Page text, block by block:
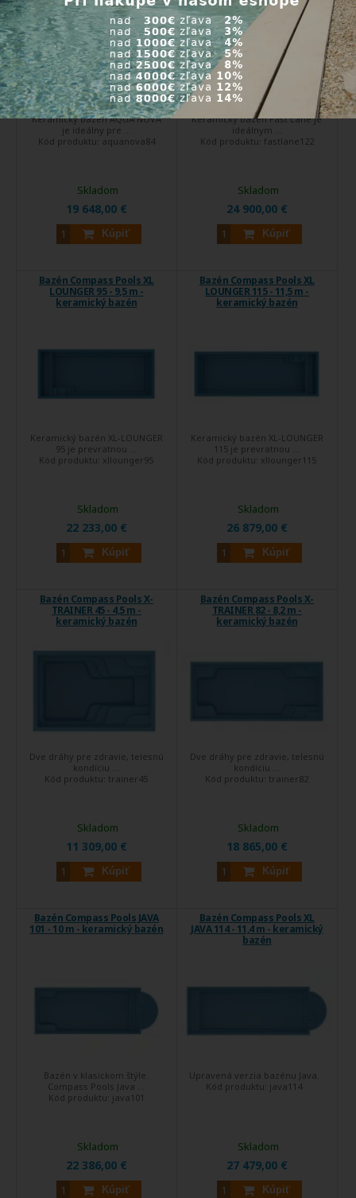
Keramický bazén AQUA NOVA
je ideálny pre ...
Kód produktu: aquanova84
19 648,00 €
Kúpiť
Skladom
Keramický bazén Fast Lane je
ideálnym ...
Kód produktu: fastlane122
24 900,00 €
Kúpiť
Skladom
Bazén Compass Pools XL
LOUNGER 95 - 9,5 m -
keramický bazén
Keramický bazén XL-LOUNGER
95 je prevratnou ...
Kód produktu: xllounger95
22 233,00 €
Kúpiť
Skladom
Bazén Compass Pools XL
LOUNGER 115 - 11,5 m -
keramický bazén
Keramický bazén XL-LOUNGER
115 je prevratnou ...
Kód produktu: xllounger115
26 879,00 €
Kúpiť
Skladom
Bazén Compass Pools X-
TRAINER 45 - 4,5 m -
keramický bazén
Dve dráhy pre zdravie, telesnú
kondíciu ...
Kód produktu: trainer45
11 309,00 €
Kúpiť
Skladom
Bazén Compass Pools X-
TRAINER 82 - 8,2 m -
keramický bazén
Dve dráhy pre zdravie, telesnú
kondíciu ...
Kód produktu: trainer82
18 865,00 €
Kúpiť
Skladom
Bazén Compass Pools JAVA
101 - 10 m - keramický bazén
Bazén v klasickom štýle.
Compass Pools Java ...
Kód produktu: java101
22 386,00 €
Kúpiť
Skladom
Bazén Compass Pools XL
JAVA 114 - 11,4 m - keramický
bazén
Upravená verzia bazénu Java.
Kód produktu: java114
27 479,00 €
Kúpiť
Skladom